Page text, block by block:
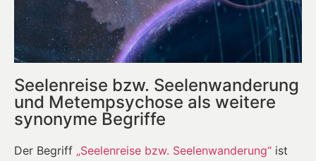
Seelenreise bzw. Seelenwanderung
und Metempsychose als weitere
synonyme Begriffe
Der Begriff „Seelenreise bzw. Seelenwanderung“ ist